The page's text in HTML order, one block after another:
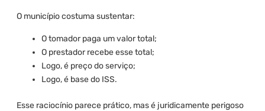
O município costuma sustentar:
O tomador paga um valor total;
O prestador recebe esse total;
Logo, é preço do serviço;
Logo, é base do ISS.
Esse raciocínio parece prático, mas é juridicamente perigoso